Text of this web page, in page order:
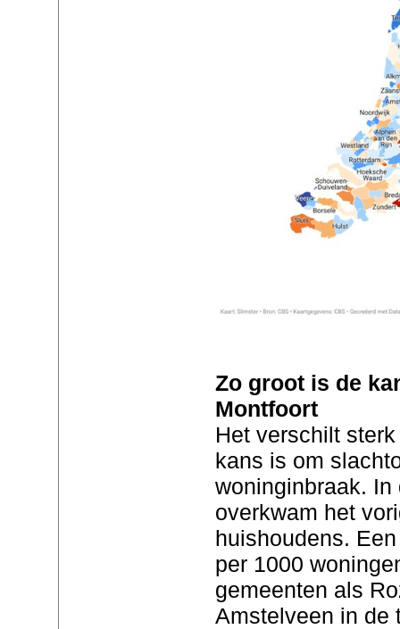
Zo groot is de
Montfoort
Het verschilt
kans is om
woninginbraak. In
overkwam het
huishoudens.
per 1000
gemeenten als
Amstelveen in de